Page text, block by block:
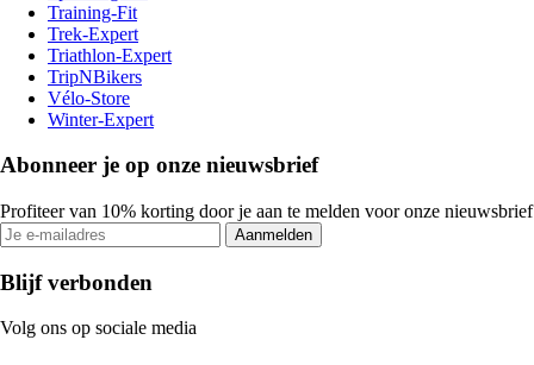
Training-Fit
Trek-Expert
Triathlon-Expert
TripNBikers
Vélo-Store
Winter-Expert
Abonneer je op onze nieuwsbrief
Profiteer van 10% korting door je aan te melden voor onze nieuwsbrief
Aanmelden
Blijf verbonden
Volg ons op sociale media